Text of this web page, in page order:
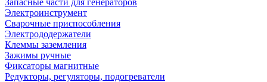
Запасные части для генераторов
Электроинструмент
Сварочные приспособления
Электрододержатели
Клеммы заземления
Зажимы ручные
Фиксаторы магнитные
Редукторы, регуляторы, подогреватели